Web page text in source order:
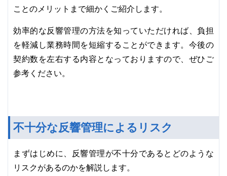
ことのメリットまで細かくご紹介します。
効率的な反響管理の方法を知っていただければ、負担
を軽減し業務時間を短縮することができます。今後の
契約数を左右する内容となっておりますので、ぜひご
参考ください。
不十分な反響管理によるリスク
まずはじめに、反響管理が不十分であるとどのような
リスクがあるのかを解説します。